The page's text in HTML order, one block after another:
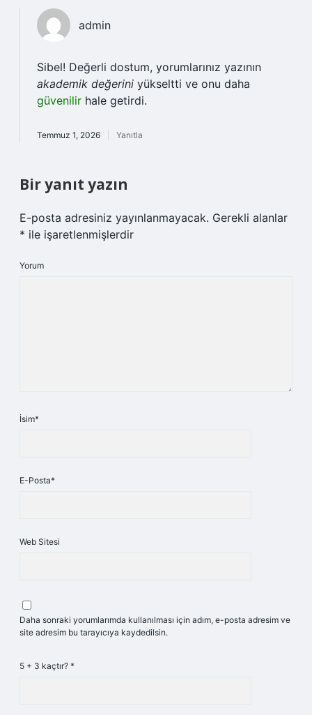
admin
Sibel! Değerli dostum, yorumlarınız yazının
akademik değerini yükseltti ve onu daha
güvenilir hale getirdi.
Temmuz 1, 2026 Yanıtla
Bir yanıt yazın
E-posta adresiniz yayınlanmayacak. Gerekli alanlar
* ile işaretlenmişlerdir
Yorum
İsim*
E-Posta*
Web Sitesi
Daha sonraki yorumlarımda kullanılması için adım, e-posta adresim ve
site adresim bu tarayıcıya kaydedilsin.
5 + 3 kaçtır? *